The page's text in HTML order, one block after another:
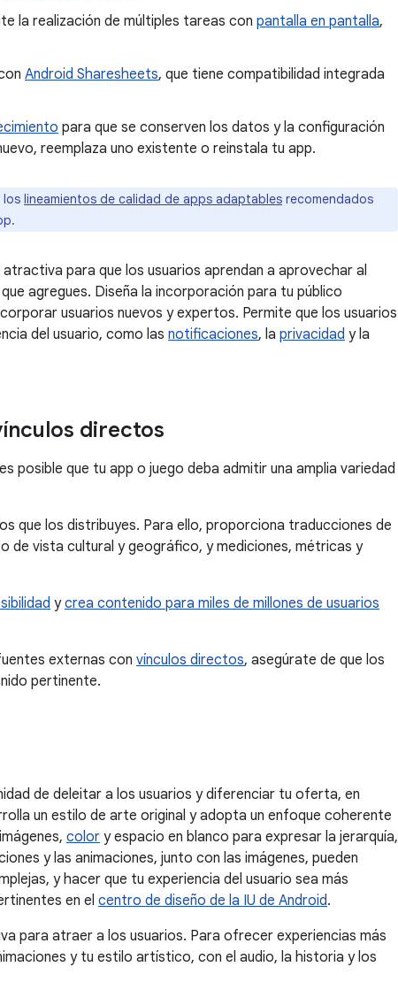
la realización de múltiples tareas con pantalla en pantalla,
Android Sharesheets, que tiene compatibilidad integrada
para que se conserven los datos y la configuración
reemplaza uno existente o reinstala tu app.
los lineamientos de calidad de apps adaptables recomendados
para que los usuarios aprendan a aprovechar al
agregues. Diseña la incorporación para tu público
usuarios nuevos y expertos. Permite que los usuarios
del usuario, como las notificaciones, la privacidad y la
directos
posible que tu app o juego deba admitir una amplia variedad
que los distribuyes. Para ello, proporciona traducciones de
de vista cultural y geográfico, y mediciones, métricas y
ycrea contenido para miles de millones de usuarios
externas con vínculos directos, asegúrate de que los
pertinente.
de deleitar a los usuarios y diferenciar tu oferta, en
un estilo de arte original y adopta un enfoque coherente
color y espacio en blanco para expresar la jerarquía,
y las animaciones, junto con las imágenes, pueden
y hacer que tu experiencia del usuario sea más
en el centro de diseño de la IU de Android.
para atraer a los usuarios. Para ofrecer experiencias más
y tu estilo artístico, con el audio, la historia y los